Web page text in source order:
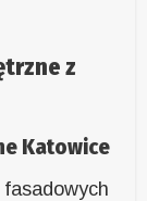
z
Katowice